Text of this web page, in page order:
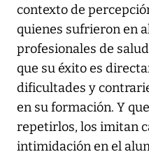
contexto de
quienes sufrieron en
profesionales de
que su éxito es
dificultades y
en su formación. Y
repetirlos, los imitan
intimidación en el